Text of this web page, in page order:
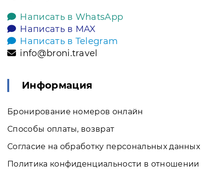
Написать в WhatsApp
Написать в MAX
Написать в Telegram
info@broni.travel
Информация
Бронирование номеров онлайн
Способы оплаты, возврат
Согласие на обработку персональных данных
Политика конфиденциальности в отношении